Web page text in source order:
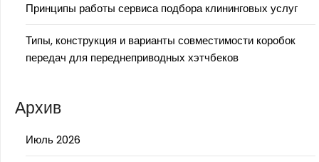
Принципы работы сервиса подбора клининговых услуг
Типы, конструкция и варианты совместимости коробок
передач для переднеприводных хэтчбеков
Архив
Июль 2026